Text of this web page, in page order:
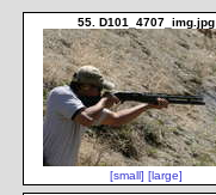
55. D101_4707_img.jpg
[small] [large]